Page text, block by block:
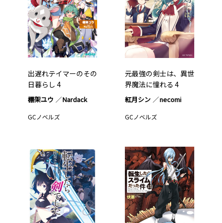
出遅れテイマーのその
日暮らし 4
棚架ユウ Nardack
GCノベルズ
元最強の剣士は、異世
界魔法に憧れる 4
紅月シン necomi
GCノベルズ